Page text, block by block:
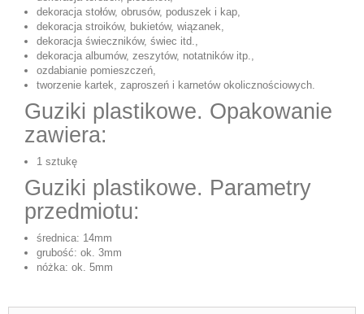
dekoracja stołów, obrusów, poduszek i kap,
dekoracja stroików, bukietów, wiązanek,
dekoracja świeczników, świec itd.,
dekoracja albumów, zeszytów, notatników itp.,
ozdabianie pomieszczeń,
tworzenie kartek, zaproszeń i karnetów okolicznościowych.
Guziki plastikowe. Opakowanie
zawiera:
1 sztukę
Guziki plastikowe. Parametry
przedmiotu:
średnica: 14mm
grubość: ok. 3mm
nóżka: ok. 5mm